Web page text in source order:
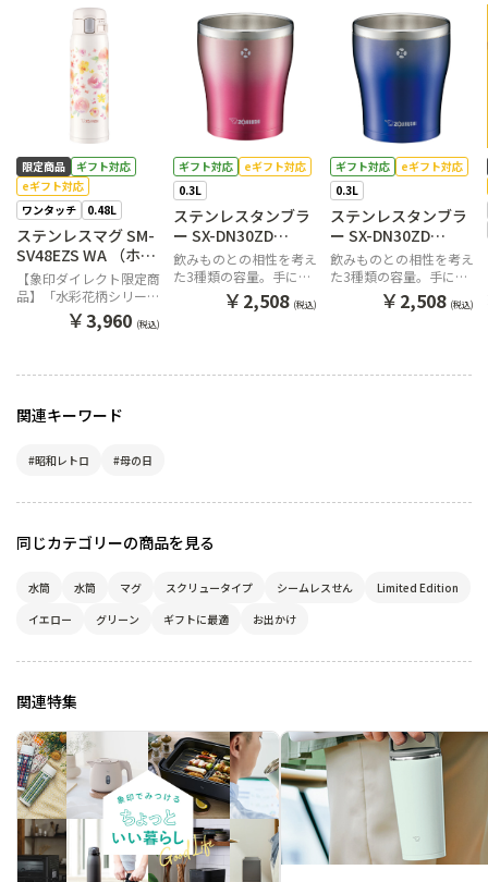
限定商品
ギフト対応
eギフト対応
ワンタッチ
0.48L
ステンレスマグ SM-
SV48EZS WA （ホワ
イト）
【象印ダイレクト限定商
品】「水彩花柄シリー
￥3,960 (税込)
ギフト対応
eギフト対応
0.3L
ステンレスタンブラ
ー SX-DN30ZD
PZ（グラデーション
ピンク）
飲みものとの相性を考え
た3種類の容量。手にな
じみやすいシンプルデザ
インステンレスタンブラ
￥2,508 (税込)
ギフト対応
eギフト対応
0.3L
ステンレスタンブラ
ー SX-DN30ZD
AZ（グラデーション
ネイビー）
飲みものとの相性を考え
た3種類の容量。手にな
じみやすいシンプルデザ
インステンレスタンブラ
￥2,508 (税込)
関連キーワード
#昭和レトロ #母の日
同じカテゴリーの商品を見る
水筒 水筒 マグ スクリュータイプ シームレスせん
Limited Edition
イエロー
グリーン ギフトに最適 お出かけ
関連特集